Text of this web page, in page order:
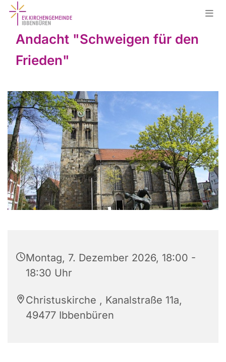
Andacht "Schweigen für den
Frieden"
Montag, 7. Dezember 2026, 18:00 -
18:30 Uhr
Christuskirche , Kanalstraße 11a,
49477 Ibbenbüren